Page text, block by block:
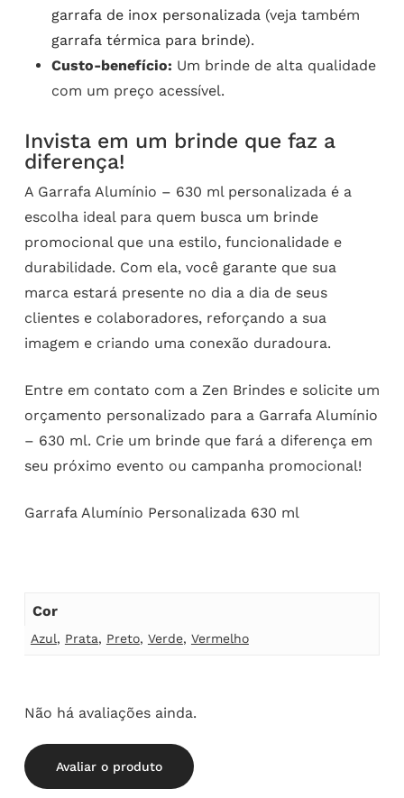
garrafa de inox personalizada(veja também
garrafa térmica para brinde).
Custo-benefício: Um brinde de alta qualidade
com um preço acessível.
Invista em um brinde que faz a
diferença!
A Garrafa Alumínio – 630 ml personalizada é a
escolha ideal para quem busca um brinde
promocional que una estilo, funcionalidade e
durabilidade. Com ela, você garante que sua
marca estará presente no dia a dia de seus
clientes e colaboradores, reforçando a sua
imagem e criando uma conexão duradoura.
Entre em contato com a Zen Brindes e solicite um
orçamento personalizado para a Garrafa Alumínio
– 630 ml. Crie um brinde que fará a diferença em
seu próximo evento ou campanha promocional!
Garrafa Alumínio Personalizada 630 ml
Cor
Azul, Prata, Preto, Verde, Vermelho
Não há avaliações ainda.
Avaliar o produto